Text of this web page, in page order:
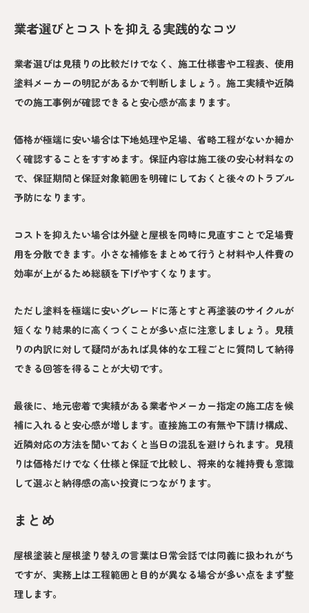
業者選びとコストを抑える実践的なコツ
業者選びは見積りの比較だけでなく、施工仕様書や工程表、使用
塗料メーカーの明記があるかで判断しましょう。施工実績や近隣
での施工事例が確認できると安心感が高まります。
価格が極端に安い場合は下地処理や足場、省略工程がないか細か
く確認することをすすめます。保証内容は施工後の安心材料なの
で、保証期間と保証対象範囲を明確にしておくと後々のトラブル
予防になります。
コストを抑えたい場合は外壁と屋根を同時に見直すことで足場費
用を分散できます。小さな補修をまとめて行うと材料や人件費の
効率が上がるため総額を下げやすくなります。
ただし塗料を極端に安いグレードに落とすと再塗装のサイクルが
短くなり結果的に高くつくことが多い点に注意しましょう。見積
りの内訳に対して疑問があれば具体的な工程ごとに質問して納得
できる回答を得ることが大切です。
最後に、地元密着で実績がある業者やメーカー指定の施工店を候
補に入れると安心感が増します。直接施工の有無や下請け構成、
近隣対応の方法を聞いておくと当日の混乱を避けられます。見積
りは価格だけでなく仕様と保証で比較し、将来的な維持費も意識
して選ぶと納得感の高い投資につながります。
まとめ
屋根塗装と屋根塗り替えの言葉は日常会話では同義に扱われがち
ですが、実務上は工程範囲と目的が異なる場合が多い点をまず整
理します。